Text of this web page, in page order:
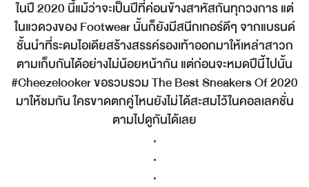
ในปี 2020 นี้แม้ว่าจะเป็นปีที่ค่อนข้างสาหัสกันทุกวงการ แต่
ในแวดวงของ Footwear นั้นก็ยังมีสนีกเกอร์ดีๆ จากแบรนด์
ชั้นนำที่ระดมไอเดียสร้างสรรค์รองเท้าออกมาให้เหล่าสาวก
ตามเก็บกันได้อย่างไม่น้อยหน้ากัน แต่ก่อนจะหมดปีนี้ไปนั้น
#Cheezelooker ขอรวบรวม The Best Sneakers Of 2020
มาให้ชมกัน ใครขาดตกคู่ไหนยังไม่ได้สะสมไว้ในคอลเลคชั่น
ตามไปดูกันได้เลย
.
.
.